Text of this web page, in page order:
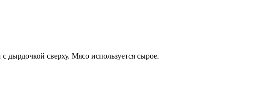
сверху. Мясо используется сырое.